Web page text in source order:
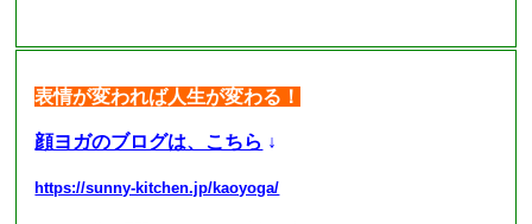
表情が変われば人生が変わる！
顔ヨガのブログは、こちら ↓
https://sunny-kitchen.jp/kaoyoga/